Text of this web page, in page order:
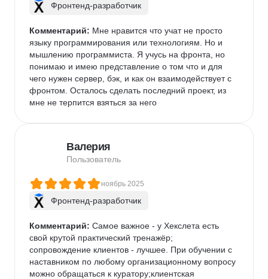
Фронтенд-разработчик
Комментарий: Мне нравится что учат не просто
языку программирования или технологиям. Но и
мышлению программиста. Я учусь на фронта, но
понимаю и имею представление о том что и для
чего нужен сервер, бэк, и как он взаимодействует с
фронтом. Осталось сделать последний проект, из
мне не терпится взяться за него
Валерия
Пользователь
ноябрь 2025
Фронтенд-разработчик
Комментарий: Самое важное - у Хекслета есть
свой крутой практический тренажёр;
сопровождение клиентов - лучшее. При обучении с
наставником по любому организационному вопросу
можно обращаться к куратору;клиентская